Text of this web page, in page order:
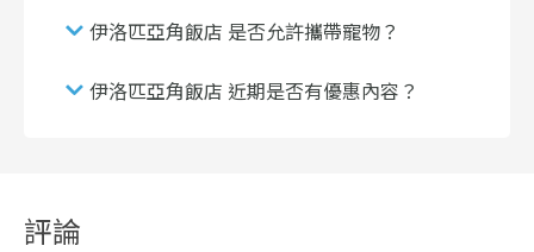
伊洛匹亞角飯店 是否允許攜帶寵物？
伊洛匹亞角飯店 近期是否有優惠內容？
評論